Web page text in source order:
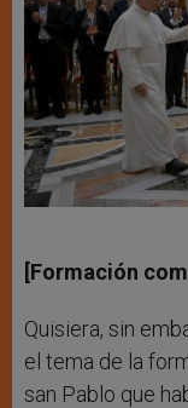
[Formación
Quisiera, sin
el tema de la
san Pablo que